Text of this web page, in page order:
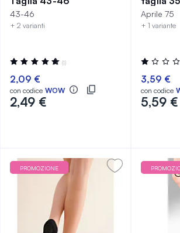
43-46
+ 2 varianti
Valutazione:
100%
(1)
2,09 €
con codice WOW
2,49 €
Aprile 75
+ 1 variante
20%
3,59 €
con codice
5,59 €
PROMOZIONE